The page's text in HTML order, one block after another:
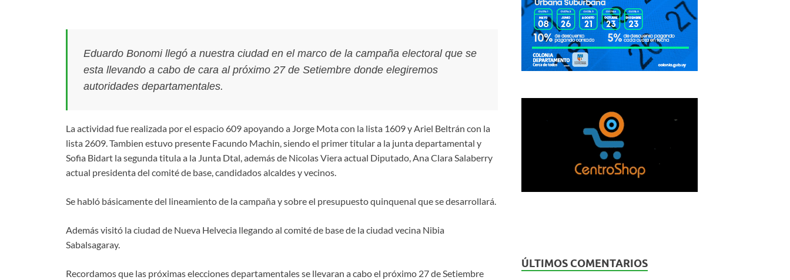
Eduardo Bonomi llegó a nuestra ciudad en el marco de la campaña electoral que se
esta llevando a cabo de cara al próximo 27 de Setiembre donde elegiremos
autoridades departamentales.
La actividad fue realizada por el espacio 609 apoyando a Jorge Mota con la lista 1609 y Ariel Beltrán con la
lista 2609. Tambien estuvo presente Facundo Machin, siendo el primer titular a la junta departamental y
Sofia Bidart la segunda titula a la Junta Dtal, además de Nicolas Viera actual Diputado, Ana Clara Salaberry
actual presidenta del comité de base, candidados alcaldes y vecinos.
Se habló básicamente del lineamiento de la campaña y sobre el presupuesto quinquenal que se desarrollará.
Además visitó la ciudad de Nueva Helvecia llegando al comité de base de la ciudad vecina Nibia
Sabalsagaray.
Recordamos que las próximas elecciones departamentales se llevaran a cabo el próximo 27 de Setiembre
ÚLTIMOS COMENTARIOS